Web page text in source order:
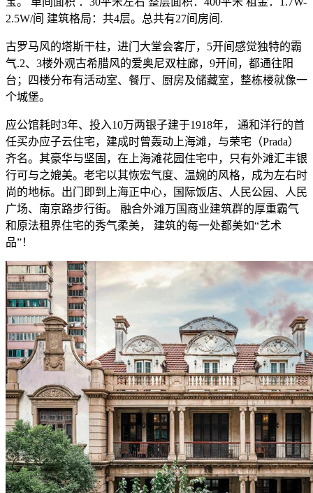
2.5W/间 建筑格局：共4层。总共有27间房间.
古罗马风的塔斯干柱，进门大堂会客厅，5开间感觉独特的霸
气.2、3楼外观古希腊风的爱奥尼双柱廊，9开间，都通往阳
台；四楼分布有活动室、餐厅、厨房及储藏室，整栋楼就像一
个城堡。
应公馆耗时3年、投入10万两银子建于1918年， 通和洋行的首
任买办应子云住宅，建成时曾轰动上海滩，与荣宅（Prada）
齐名。其豪华与坚固，在上海滩花园住宅中，只有外滩汇丰银
行可与之媲美。老宅以其恢宏气度、温婉的风格，成为左右时
尚的地标。出门即到上海正中心，国际饭店、人民公园、人民
广场、南京路步行街。 融合外滩万国商业建筑群的厚重霸气
和原法租界住宅的秀气柔美， 建筑的每一处都美如“艺术
品”！